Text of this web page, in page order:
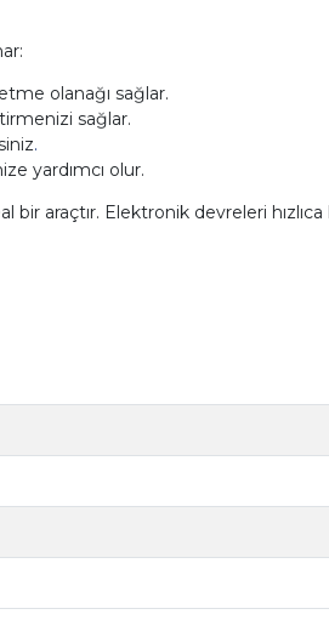
olanağı sağlar.
sağlar.
.
yardımcı olur.
bir araçtır. Elektronik devreleri